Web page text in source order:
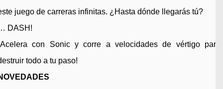
juego de carreras infinitas. ¿Hasta dónde llegarás tú?
DASH!
con Sonic y corre a velocidades de vértigo para
todo a tu paso!